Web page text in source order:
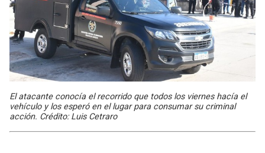
El atacante conocía el recorrido que todos los viernes hacía el
vehículo y los esperó en el lugar para consumar su criminal
acción. Crédito: Luis Cetraro